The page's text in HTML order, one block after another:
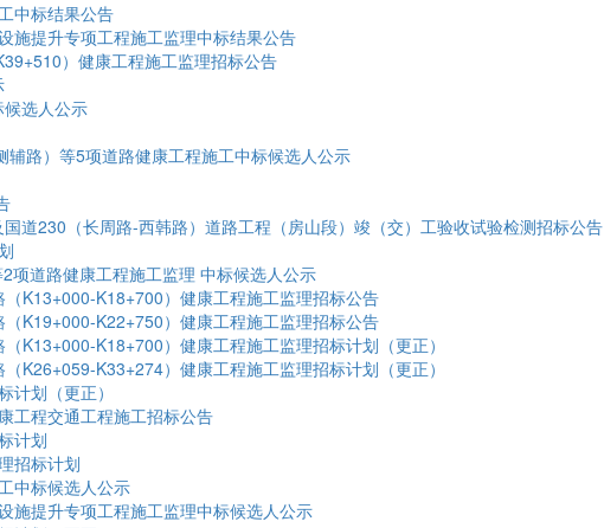
中标结果公告
施提升专项工程施工监理中标结果公告
）健康工程施工监理招标公告
选人公示
路）等5项道路健康工程施工中标候选人公示
道230（长周路-西韩路）道路工程（房山段）竣（交）工验收试验检测招标公告
项道路健康工程施工监理 中标候选人公示
K13+000-K18+700）健康工程施工监理招标公告
K19+000-K22+750）健康工程施工监理招标公告
K13+000-K18+700）健康工程施工监理招标计划（更正）
K26+059-K33+274）健康工程施工监理招标计划（更正）
划（更正）
工程交通工程施工招标公告
计划
招标计划
中标候选人公示
施提升专项工程施工监理中标候选人公示